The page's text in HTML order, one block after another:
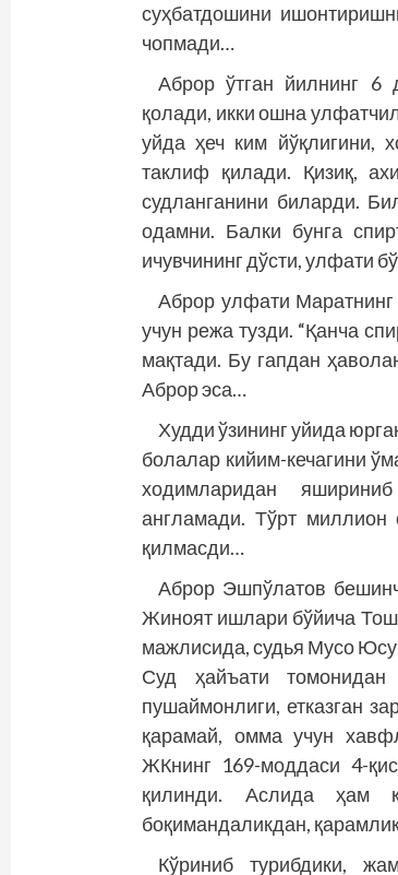
суҳбатдошини
чопмади…
Аброр ўтган йилнинг 6
қолади, икки ошна
уйда ҳеч ким йўқлигини,
таклиф қилади. Қизиқ,
судланганини биларди.
одамни. Балки бунга
ичувчининг дўсти, улфати
Аброр улфати
учун режа тузди. “Қанча
мақтади. Бу гапдан
Аброр эса…
Худди ўзининг уйида
болалар кийим-кечагини
ходимларидан
англамади. Тўрт миллион
қилмасди…
Аброр Эшпўлатов
Жиноят ишлари бўйича
мажлисида, судья Мусо
Суд ҳайъати томонидан
пушаймонлиги, етказган
қарамай, омма учун
ЖКнинг 169-моддаси 4-
қилинди. Аслида ҳам
боқимандаликдан,
Кўриниб турибдики,